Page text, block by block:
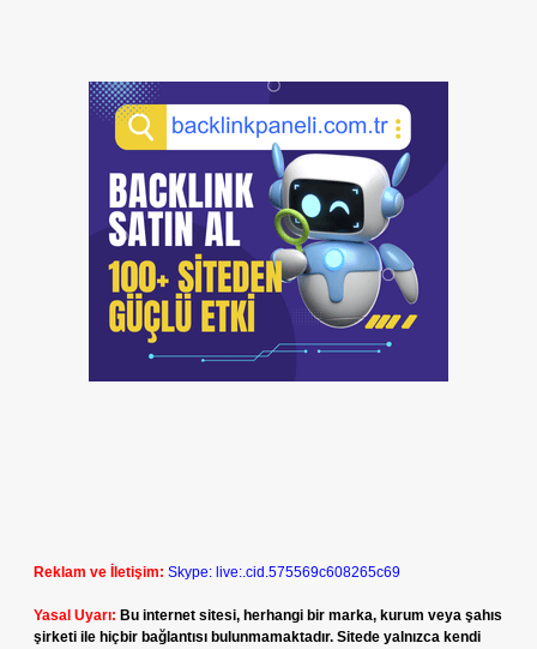
Reklam ve İletişim: Skype: live:.cid.575569c608265c69
Yasal Uyarı: Bu internet sitesi, herhangi bir marka, kurum veya şahıs
şirketi ile hiçbir bağlantısı bulunmamaktadır. Sitede yalnızca kendi